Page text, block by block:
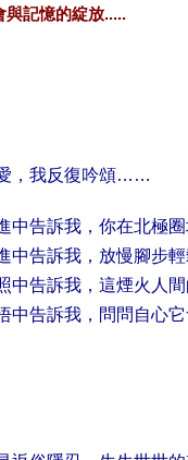
與記憶的綻放.....
，我反復吟頌……
中告訴我，你在北極
中告訴我，放慢腳步
中告訴我，這煙火人
中告訴我，問問自心